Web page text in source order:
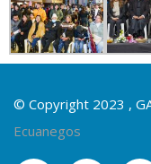
© Copyright 2023 ,
Ecuanegos